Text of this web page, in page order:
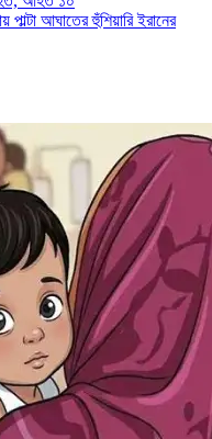
আঘাতের হুঁশিয়ারি ইরানের